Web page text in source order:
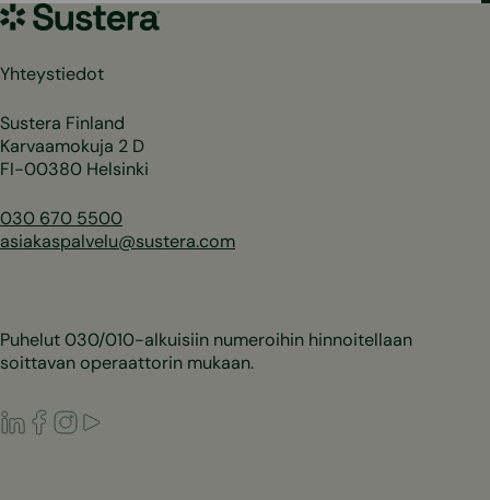
Sustera
Yhteystiedot
Sustera Finland
Karvaamokuja 2 D
FI-00380 Helsinki
030 670 5500
asiakaspalvelu@sustera.com
Puhelut 030/010-alkuisiin numeroihin hinnoitellaan
soittavan operaattorin mukaan.
LinkedIn
Facebook
Instagram